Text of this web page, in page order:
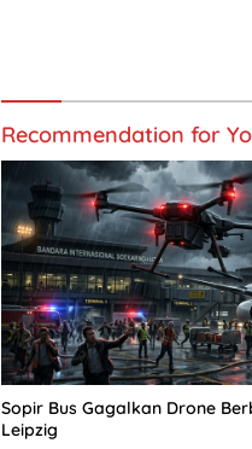
Recommendation for
Sopir Bus Gagalkan Drone
Leipzig